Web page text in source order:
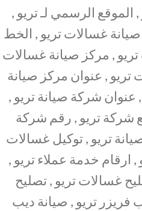
, الموقع الرسمي لـ تريو ,
غسالات تريو , الخط
, مركز صيانة غسالات
تريو , عنوان مركز صيانة
عنوان شركة صيانة تريو ,
شركة تريو , رقم شركة
تريو , توكيل غسالات
, ارقام خدمة عملاء تريو ,
غسالات تريو , تصليح
فريزر تريو , صيانة ديب